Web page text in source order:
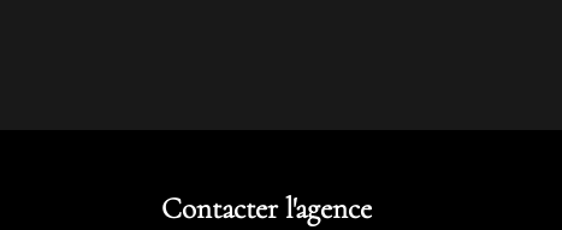
Contacter l'agence